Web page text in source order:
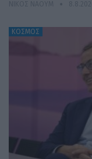
ΚΟΣΜΟΣ